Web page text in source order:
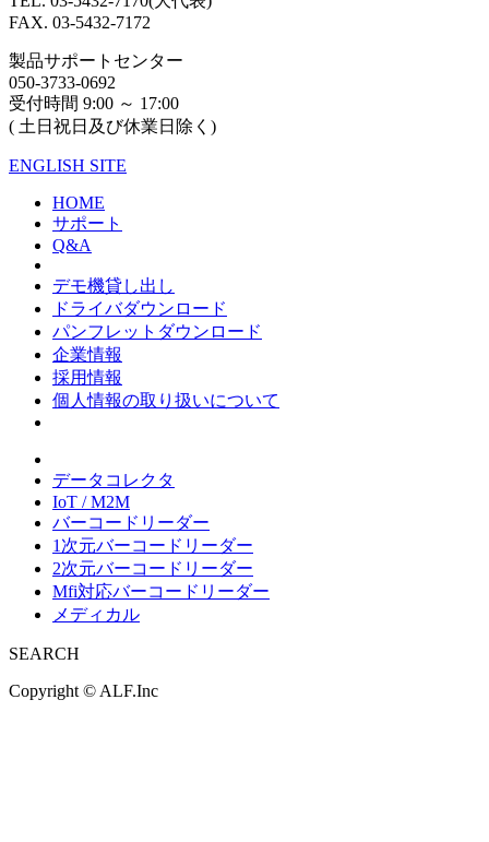
FAX. 03-5432-7172
製品サポートセンター
050-3733-0692
受付時間 9:00 ～ 17:00
( 土日祝日及び休業日除く)
ENGLISH SITE
HOME
サポート
Q&A
デモ機貸し出し
ドライバダウンロード
パンフレットダウンロード
企業情報
採用情報
個人情報の取り扱いについて
データコレクタ
IoT / M2M
バーコードリーダー
1次元バーコードリーダー
2次元バーコードリーダー
Mfi対応バーコードリーダー
メディカル
SEARCH
Copyright © ALF.Inc